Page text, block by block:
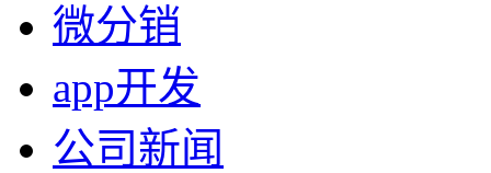
微分销
app开发
公司新闻